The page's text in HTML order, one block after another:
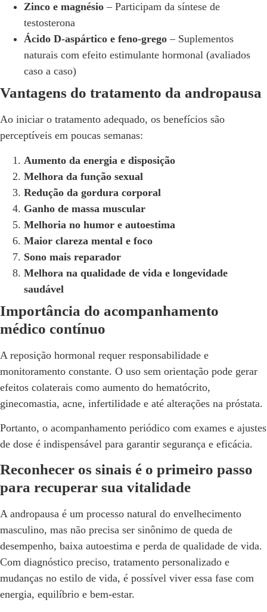
Zinco e magnésio – Participam da síntese de
testosterona
Ácido D-aspártico e feno-grego – Suplementos
naturais com efeito estimulante hormonal (avaliados
caso a caso)
Vantagens do tratamento da andropausa
Ao iniciar o tratamento adequado, os benefícios são
perceptíveis em poucas semanas:
Aumento da energia e disposição
Melhora da função sexual
Redução da gordura corporal
Ganho de massa muscular
Melhoria no humor e autoestima
Maior clareza mental e foco
Sono mais reparador
Melhora na qualidade de vida e longevidade
saudável
Importância do acompanhamento
médico contínuo
A reposição hormonal requer responsabilidade e
monitoramento constante. O uso sem orientação pode gerar
efeitos colaterais como aumento do hematócrito,
ginecomastia, acne, infertilidade e até alterações na próstata.
Portanto, o acompanhamento periódico com exames e ajustes
de dose é indispensável para garantir segurança e eficácia.
Reconhecer os sinais é o primeiro passo
para recuperar sua vitalidade
A andropausa é um processo natural do envelhecimento
masculino, mas não precisa ser sinônimo de queda de
desempenho, baixa autoestima e perda de qualidade de vida.
Com diagnóstico preciso, tratamento personalizado e
mudanças no estilo de vida, é possível viver essa fase com
energia, equilíbrio e bem-estar.